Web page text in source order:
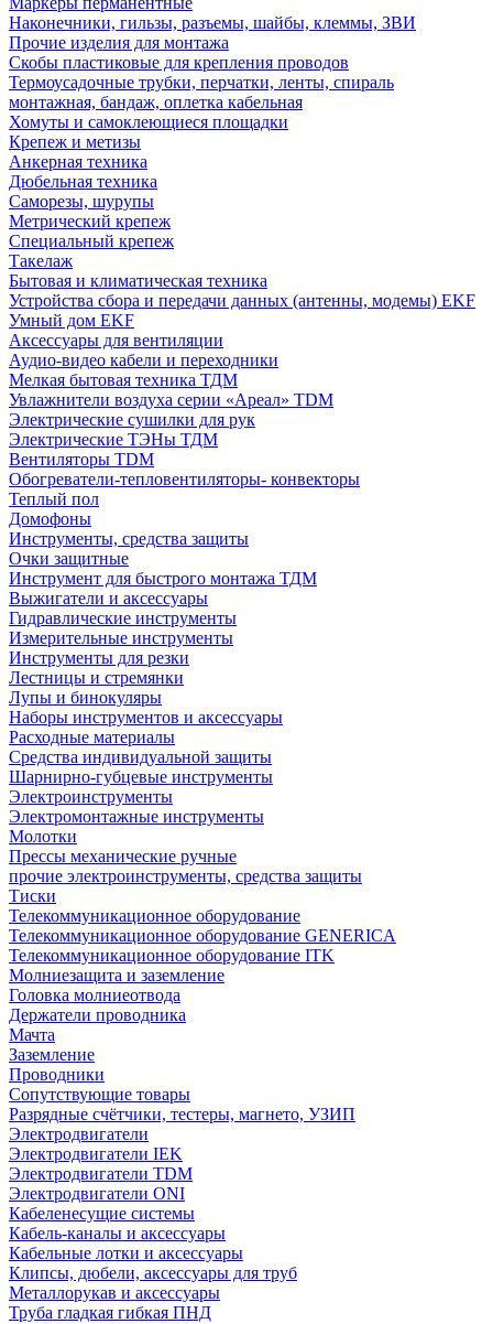
Наконечники, гильзы, разъемы, шайбы, клеммы, ЗВИ
Прочие изделия для монтажа
Скобы пластиковые для крепления проводов
Термоусадочные трубки, перчатки, ленты, спираль
монтажная, бандаж, оплетка кабельная
Хомуты и самоклеющиеся площадки
Крепеж и метизы
Анкерная техника
Дюбельная техника
Саморезы, шурупы
Метрический крепеж
Специальный крепеж
Такелаж
Бытовая и климатическая техника
Устройства сбора и передачи данных (антенны, модемы) EKF
Умный дом EKF
Аксессуары для вентиляции
Аудио-видео кабели и переходники
Мелкая бытовая техника ТДМ
Увлажнители воздуха серии «Ареал» TDM
Электрические сушилки для рук
Электрические ТЭНы ТДМ
Вентиляторы TDM
Обогреватели-тепловентиляторы- конвекторы
Теплый пол
Домофоны
Инструменты, средства защиты
Очки защитные
Инструмент для быстрого монтажа ТДМ
Выжигатели и аксессуары
Гидравлические инструменты
Измерительные инструменты
Инструменты для резки
Лестницы и стремянки
Лупы и бинокуляры
Наборы инструментов и аксессуары
Расходные материалы
Средства индивидуальной защиты
Шарнирно-губцевые инструменты
Электроинструменты
Электромонтажные инструменты
Молотки
Прессы механические ручные
прочие электроинструменты, средства защиты
Тиски
Телекоммуникационное оборудование
Телекоммуникационное оборудование GENERICA
Телекоммуникационное оборудование ITK
Молниезащита и заземление
Головка молниеотвода
Держатели проводника
Мачта
Заземление
Проводники
Сопутствующие товары
Разрядные счётчики, тестеры, магнето, УЗИП
Электродвигатели
Электродвигатели IEK
Электродвигатели TDM
Электродвигатели ONI
Кабеленесущие системы
Кабель-каналы и аксессуары
Кабельные лотки и аксессуары
Клипсы, дюбели, аксессуары для труб
Металлорукав и аксессуары
Труба гладкая гибкая ПНД